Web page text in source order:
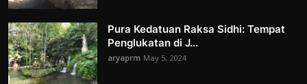
Pura Kedatuan Raksa Sidhi: Tempat
Penglukatan di J...
aryaprm May 5, 2024